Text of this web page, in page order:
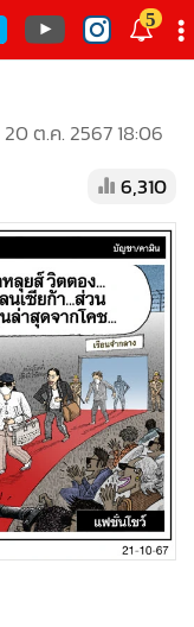
5
20 ต.ค. 2567 18:06
6,310